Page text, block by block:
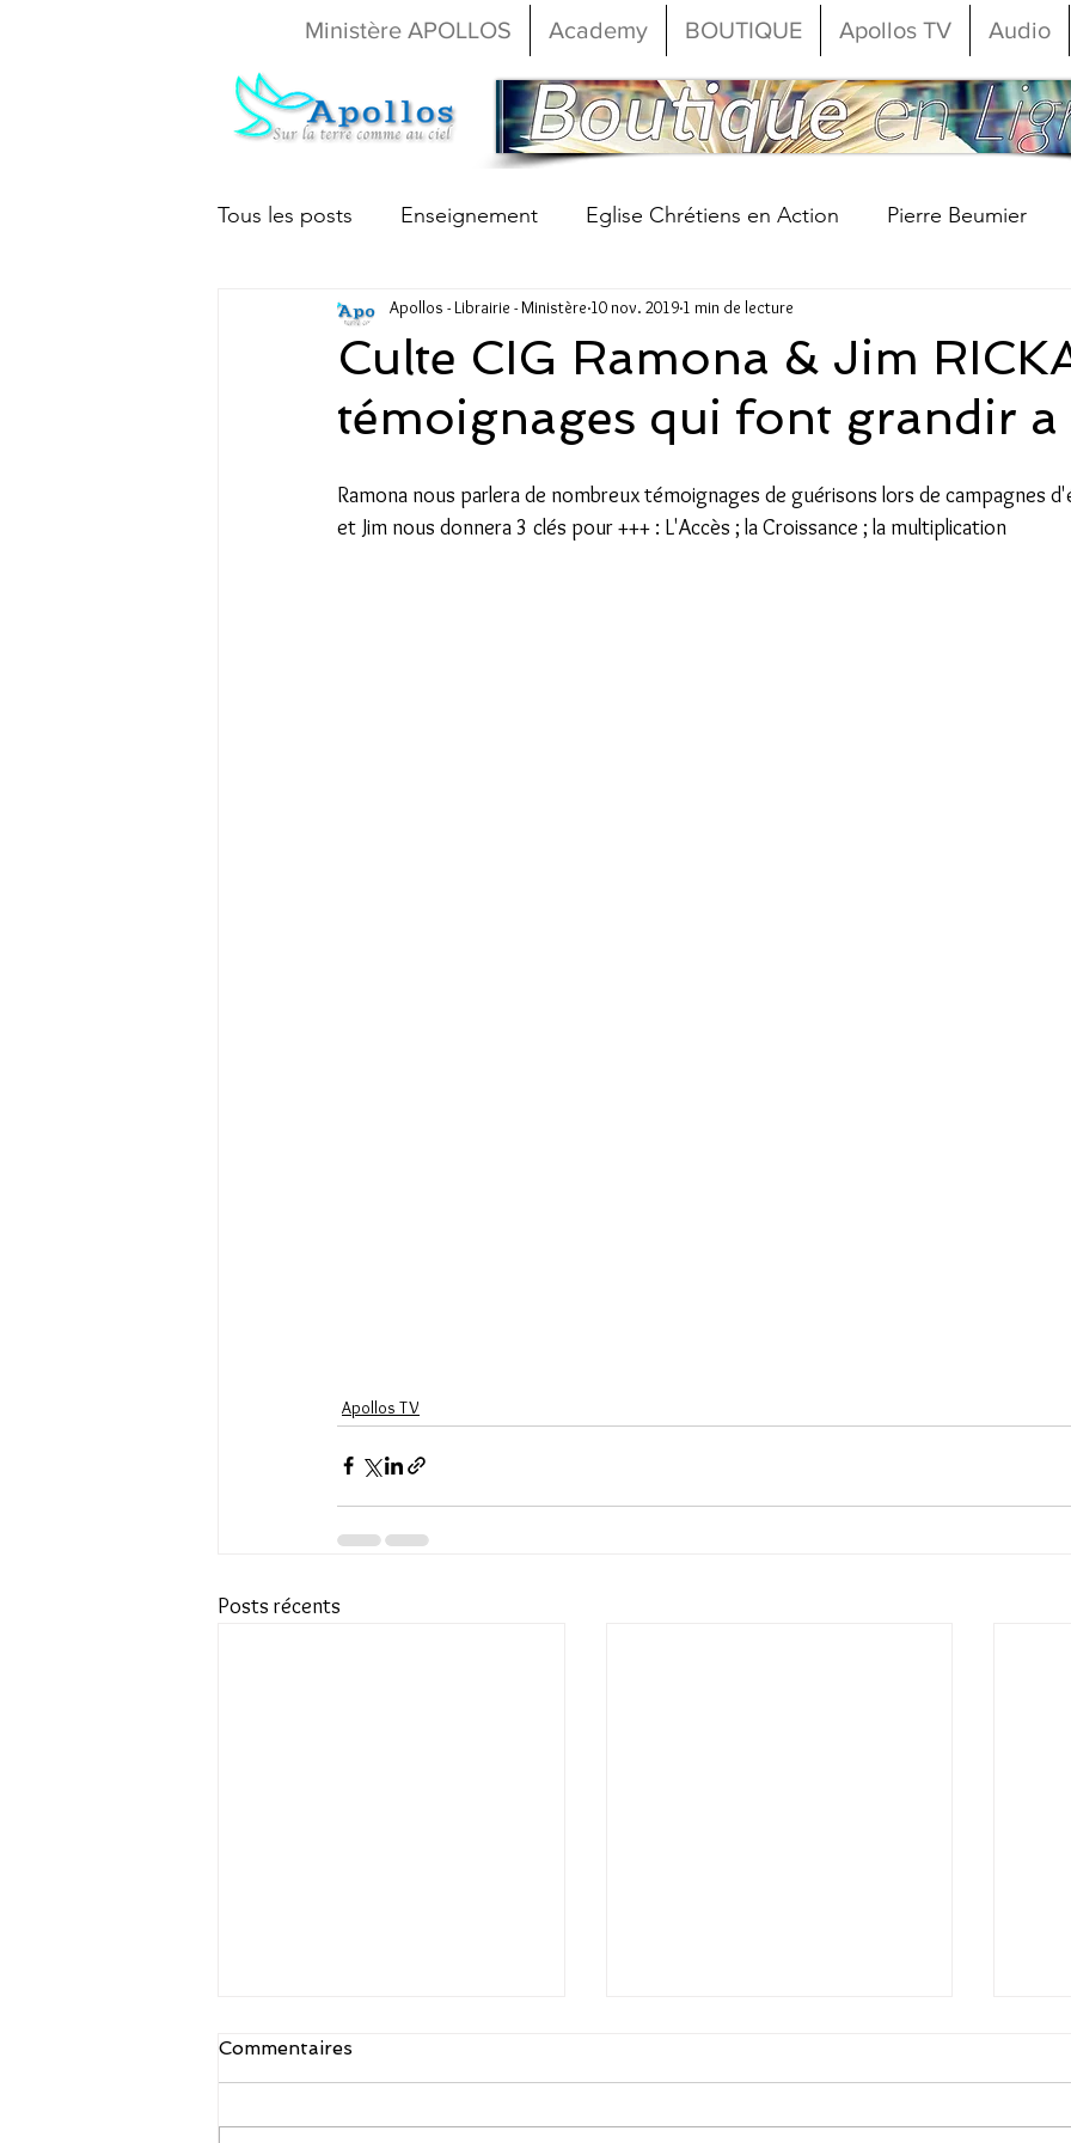
Ministère APOLLOS Academy BOUTIQUE Apollos TV Audio
Tous les posts Enseignement Eglise Chrétiens en Action Pierre Beumier
Christine Beumier Nathanaël Beumier Commencer
Culte CIG Ramona & Jim
témoignages qui font grandir a
Apollos - Librairie - Ministère 10 nov. 2019 1 min de lecture
Ramona nous parlera de nombreux témoignages de guérisons lors de campagnes
et Jim nous donnera 3 clés pour +++ : L'Accès ; la Croissance ; la multiplication
Apollos TV
Posts récents
Commentaires